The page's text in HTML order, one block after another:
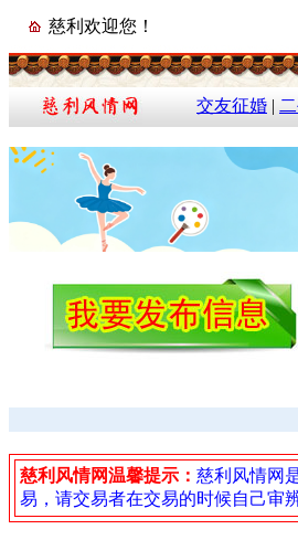
慈利欢迎您！
交友征婚 |
慈利风情网温馨提示： 慈利风情网
易，请交易者在交易的时候自己审